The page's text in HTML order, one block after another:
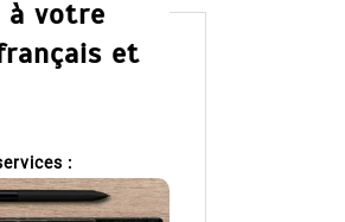
à votre
et
: